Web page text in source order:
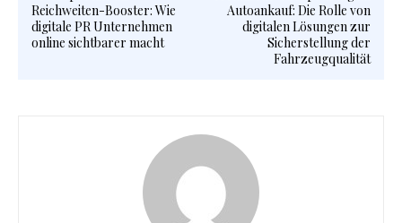
Reichweiten-Booster: Wie
digitale PR Unternehmen
online sichtbarer macht
Autoankauf: Die Rolle von
digitalen Lösungen zur
Sicherstellung der
Fahrzeugqualität